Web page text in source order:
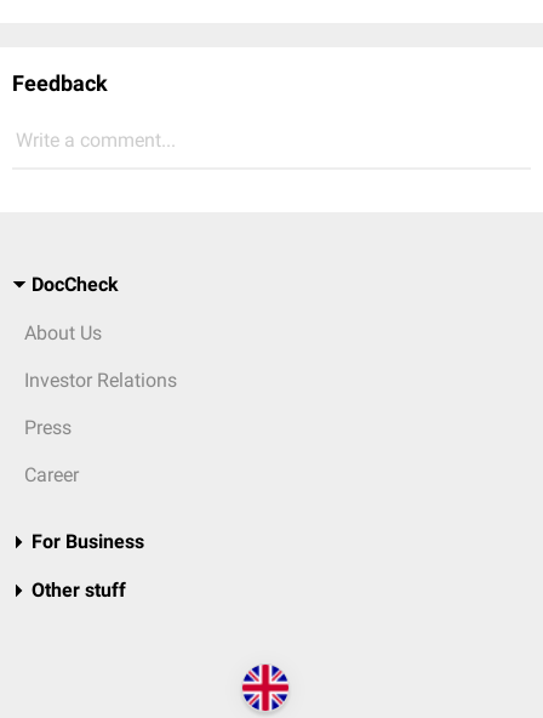
Feedback
Write a comment...
DocCheck
About Us
Investor Relations
Press
Career
For Business
Other stuff